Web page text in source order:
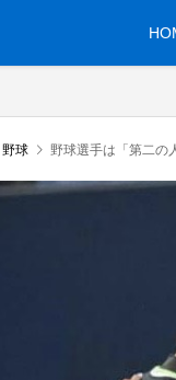
野球 野球選手は「第二の